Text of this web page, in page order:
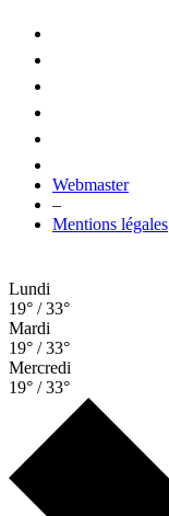
Webmaster
–
Mentions légales
Lundi
19° / 33°
Mardi
19° / 33°
Mercredi
19° / 33°